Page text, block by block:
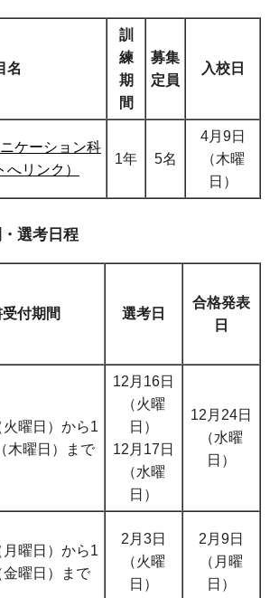
名
訓
練
期
間
募集
定員
入校日
ケーション科
へリンク）
1年 5名
4月9日
（木曜
日）
選考日程
付期間 選考日
合格発表
日
曜日）から1
木曜日）まで
12月16日
（火曜
日）
12月17日
（水曜
日）
12月24日
（水曜
日）
曜日）から1
金曜日）まで
2月3日
（火曜
日）
2月9日
（月曜
日）